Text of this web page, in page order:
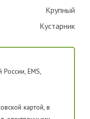
Крупный
Кустарник
EMS,
картой, в